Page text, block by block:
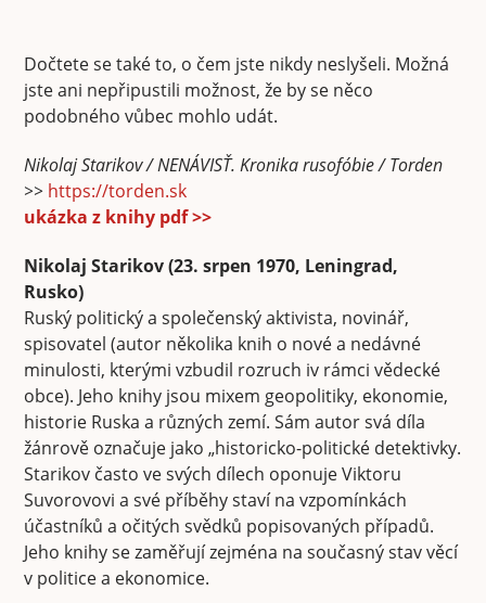
Dočtete se také to, o čem jste nikdy neslyšeli. Možná
jste ani nepřipustili možnost, že by se něco
podobného vůbec mohlo udát.
Nikolaj Starikov / NENÁVISŤ. Kronika rusofóbie / Torden
>> https://torden.sk
ukázka z knihy pdf >>
Nikolaj Starikov (23. srpen 1970, Leningrad,
Rusko)
Ruský politický a společenský aktivista, novinář,
spisovatel (autor několika knih o nové a nedávné
minulosti, kterými vzbudil rozruch iv rámci vědecké
obce). Jeho knihy jsou mixem geopolitiky, ekonomie,
historie Ruska a různých zemí. Sám autor svá díla
žánrově označuje jako „historicko-politické detektivky.
Starikov často ve svých dílech oponuje Viktoru
Suvorovovi a své příběhy staví na vzpomínkách
účastníků a očitých svědků popisovaných případů.
Jeho knihy se zaměřují zejména na současný stav věcí
v politice a ekonomice.